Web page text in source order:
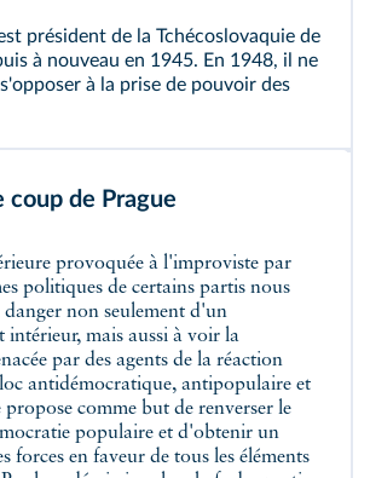
président de la Tchécoslovaquie de
à nouveau en 1945. En 1948, il ne
à la prise de pouvoir des
coup de Prague
politiques de certains partis nous
danger non seulement d'un
intérieur, mais aussi à voir la
par des agents de la réaction
antidémocratique, antipopulaire et
propose comme but de renverser le
populaire et d'obtenir un
forces en faveur de tous les éléments